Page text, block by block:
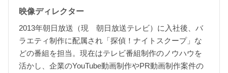
映像ディレクター
2013年朝日放送（現 朝日放送テレビ）に入社後、バ
ラエティ制作に配属され「探偵！ナイトスクープ」な
どの番組を担当。現在はテレビ番組制作のノウハウを
活かし、企業のYouTube動画制作やPR動画制作案件の